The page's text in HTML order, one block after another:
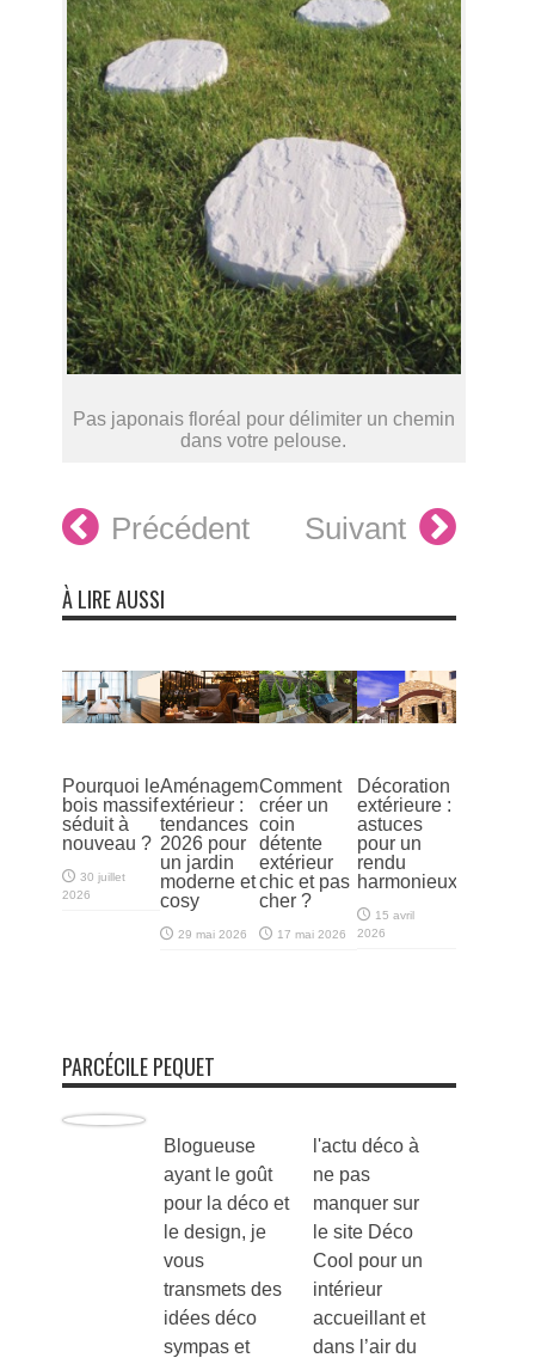
Pas japonais floréal pour délimiter un chemin
dans votre pelouse.
Précédent Suivant
À LIRE AUSSI
Pourquoi le
bois massif
séduit à
nouveau ?
30 juillet
2026
Aménagement
extérieur :
tendances
2026 pour
un jardin
moderne et
cosy
29 mai 2026
Comment
créer un
coin
détente
extérieur
chic et pas
cher ?
17 mai 2026
Décoration
extérieure :
astuces
pour un
rendu
harmonieux
15 avril
2026
PARCÉCILE PEQUET
Blogueuse
ayant le goût
pour la déco et
le design, je
vous
transmets des
idées déco
sympas et
l'actu déco à
ne pas
manquer sur
le site Déco
Cool pour un
intérieur
accueillant et
dans l’air du